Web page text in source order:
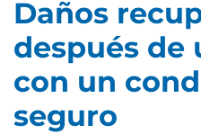
Daños
después de
con un
seguro